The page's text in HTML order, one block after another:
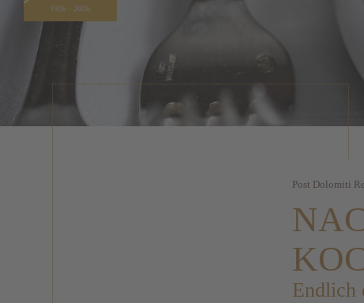
Post Dolomiti
Endlich